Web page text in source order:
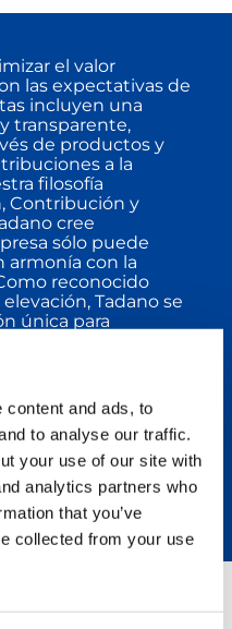
content and ads, to
to analyse our traffic.
your use of our site with
analytics partners who
that you’ve
collected from your use
el valor
las expectativas de
incluyen una
transparente,
de productos y
a la
filosofía
Contribución y
cree
sólo puede
armonía con la
reconocido
Tadano se
única para
todo el mundo.
por lograr una
la producción
renovable que
la inversión.